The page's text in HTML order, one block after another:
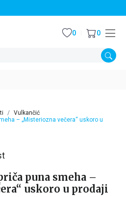
0 0
Vulkančić
– „Misteriozna večera“ uskoro u
puna smeha –
uskoro u prodaji